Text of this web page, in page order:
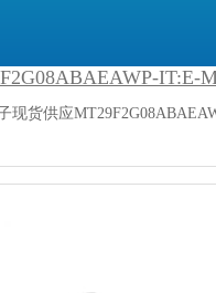
现货供应